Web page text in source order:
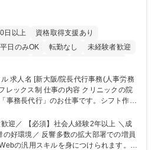
日以上
資格取得支援あり
平日のみOK 転勤なし
未経験者歓迎
土日祝休み 昼食補助あり
労務
容 クリニックの院
事務長代行」のお仕事です。シフト作成
ックオフィス全般を企画サポート。丁
構築できます。 当社の開業医支
業後クリニックのバックオフィス全般を
タッフのシフト作成、日々の経費処理 ■
／ 【必須】社会人経験2年以上 ＼成
好環境／ 反響多数の拡大部署での増員
の汎用スキルを身につけられます。初